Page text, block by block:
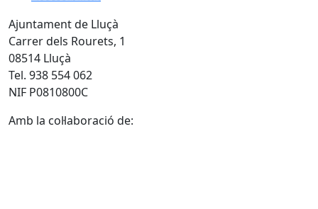
Ajuntament de Lluçà
Carrer dels Rourets, 1
08514 Lluçà
Tel. 938 554 062
NIF P0810800C
Amb la col·laboració de: